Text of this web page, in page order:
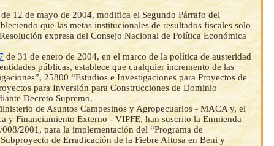
de 12 de mayo de 2004, modifica el Segundo Párrafo del
que las metas institucionales de resultados fiscales solo
expresa del Consejo Nacional de Política Económica
de 31 de enero de 2004, en el marco de la política de austeridad
públicas, establece que cualquier incremento de las
25800 “Estudios e Investigaciones para Proyectos de
para Inversión para Construcciones de Dominio
Decreto Supremo.
de Asuntos Campesinos y Agropecuarios - MACA y, el
y Financiamiento Externo - VIPFE, han suscrito la Enmienda
2001, para la implementación del “Programa de
de Erradicación de la Fiebre Aftosa en Beni y